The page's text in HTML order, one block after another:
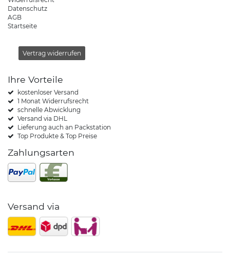
Datenschutz
AGB
Startseite
Vertrag widerrufen
Ihre Vorteile
kostenloser Versand
1 Monat Widerrufsrecht
schnelle Abwicklung
Versand via DHL
Lieferung auch an Packstation
Top Produkte & Top Preise
Zahlungsarten
Versand via